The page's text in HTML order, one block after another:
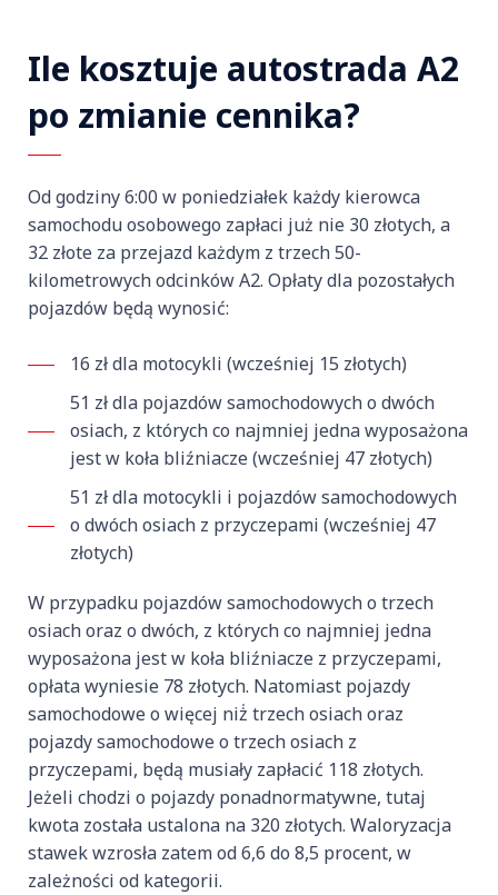
Ile kosztuje autostrada A2
po zmianie cennika?
Od godziny 6:00 w poniedziałek każdy kierowca
samochodu osobowego zapłaci już nie 30 złotych, a
32 złote za przejazd każdym z trzech 50-
kilometrowych odcinków A2. Opłaty dla pozostałych
pojazdów będą wynosić:
16 zł dla motocykli (wcześniej 15 złotych)
51 zł dla pojazdów samochodowych o dwóch
osiach, z których co najmniej jedna wyposażona
jest w koła bliźniacze (wcześniej 47 złotych)
51 zł dla motocykli i pojazdów samochodowych
o dwóch osiach z przyczepami (wcześniej 47
złotych)
W przypadku pojazdów samochodowych o trzech
osiach oraz o dwóch, z których co najmniej jedna
wyposażona jest w koła bliźniacze z przyczepami,
opłata wyniesie 78 złotych. Natomiast pojazdy
samochodowe o więcej niż̇ trzech osiach oraz
pojazdy samochodowe o trzech osiach z
przyczepami, będą musiały zapłacić 118 złotych.
Jeżeli chodzi o pojazdy ponadnormatywne, tutaj
kwota została ustalona na 320 złotych. Waloryzacja
stawek wzrosła zatem od 6,6 do 8,5 procent, w
zależności od kategorii.